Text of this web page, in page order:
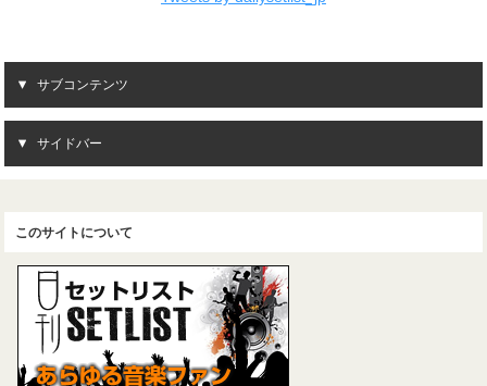
サブコンテンツ
サイドバー
このサイトについて